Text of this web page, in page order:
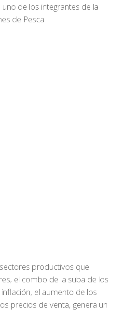
de los integrantes de la
de Pesca.
productivos que
el combo de la suba de los
el aumento de los
precios de venta, genera un